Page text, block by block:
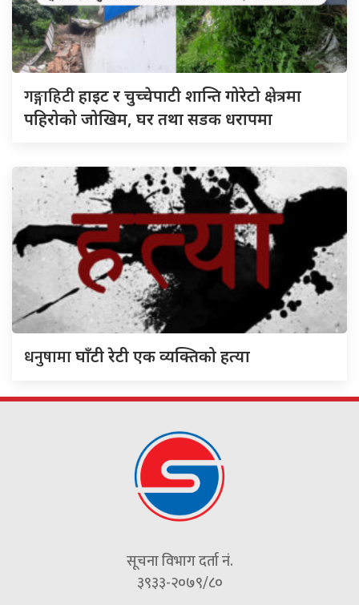
गङ्गाहिटीहाइट र चुच्चेपाटी शान्ति गोरेटो क्षेत्रमा
पहिरोको जोखिम, घर तथा सडक धरापमा
धनुषामाघाँटी रेटी एक व्यक्तिको हत्या
सूचना विभाग दर्ता नं.
३९३३-२०७९/८०